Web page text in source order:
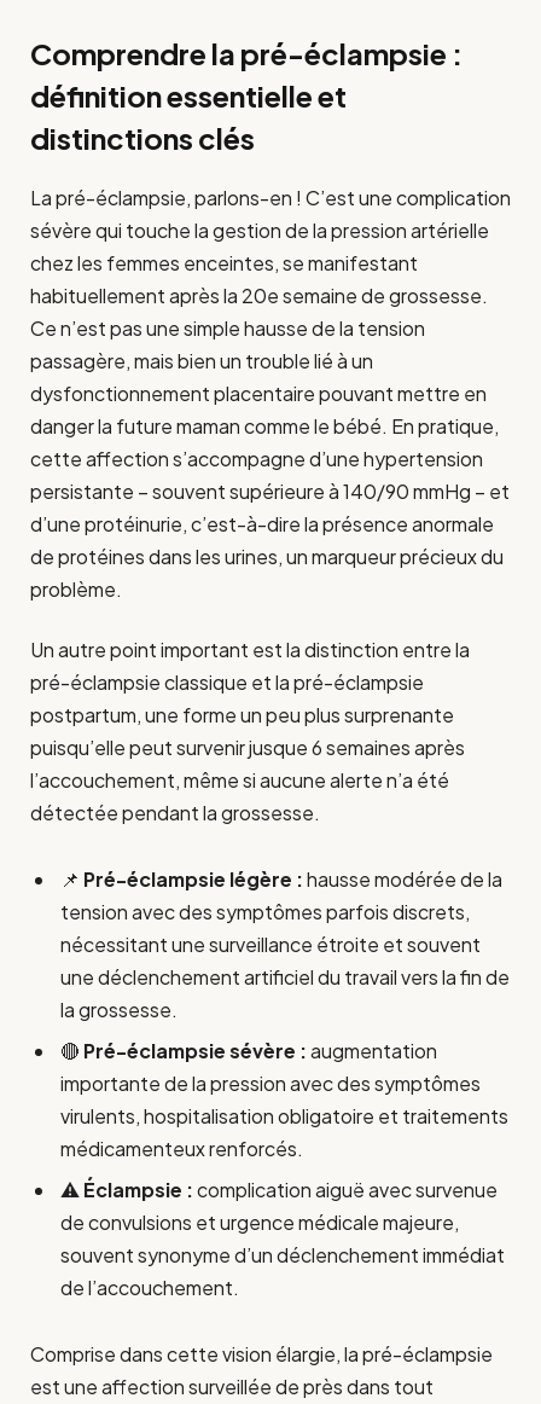
Comprendre la pré-éclampsie :
définition essentielle et
distinctions clés
La pré-éclampsie, parlons-en ! C’est une complication
sévère qui touche la gestion de la pression artérielle
chez les femmes enceintes, se manifestant
habituellement après la 20e semaine de grossesse.
Ce n’est pas une simple hausse de la tension
passagère, mais bien un trouble lié à un
dysfonctionnement placentaire pouvant mettre en
danger la future maman comme le bébé. En pratique,
cette affection s’accompagne d’une hypertension
persistante – souvent supérieure à 140/90 mmHg – et
d’une protéinurie, c’est-à-dire la présence anormale
de protéines dans les urines, un marqueur précieux du
problème.
Un autre point important est la distinction entre la
pré-éclampsie classique et la pré-éclampsie
postpartum, une forme un peu plus surprenante
puisqu’elle peut survenir jusque 6 semaines après
l’accouchement, même si aucune alerte n’a été
détectée pendant la grossesse.
📌 Pré-éclampsie légère :hausse modérée de la
tension avec des symptômes parfois discrets,
nécessitant une surveillance étroite et souvent
une déclenchement artificiel du travail vers la fin de
la grossesse.
🔴 Pré-éclampsie sévère :augmentation
importante de la pression avec des symptômes
virulents, hospitalisation obligatoire et traitements
médicamenteux renforcés.
⚠️ Éclampsie :complication aiguë avec survenue
de convulsions et urgence médicale majeure,
souvent synonyme d’un déclenchement immédiat
de l’accouchement.
Comprise dans cette vision élargie, la pré-éclampsie
est une affection surveillée de près dans tout